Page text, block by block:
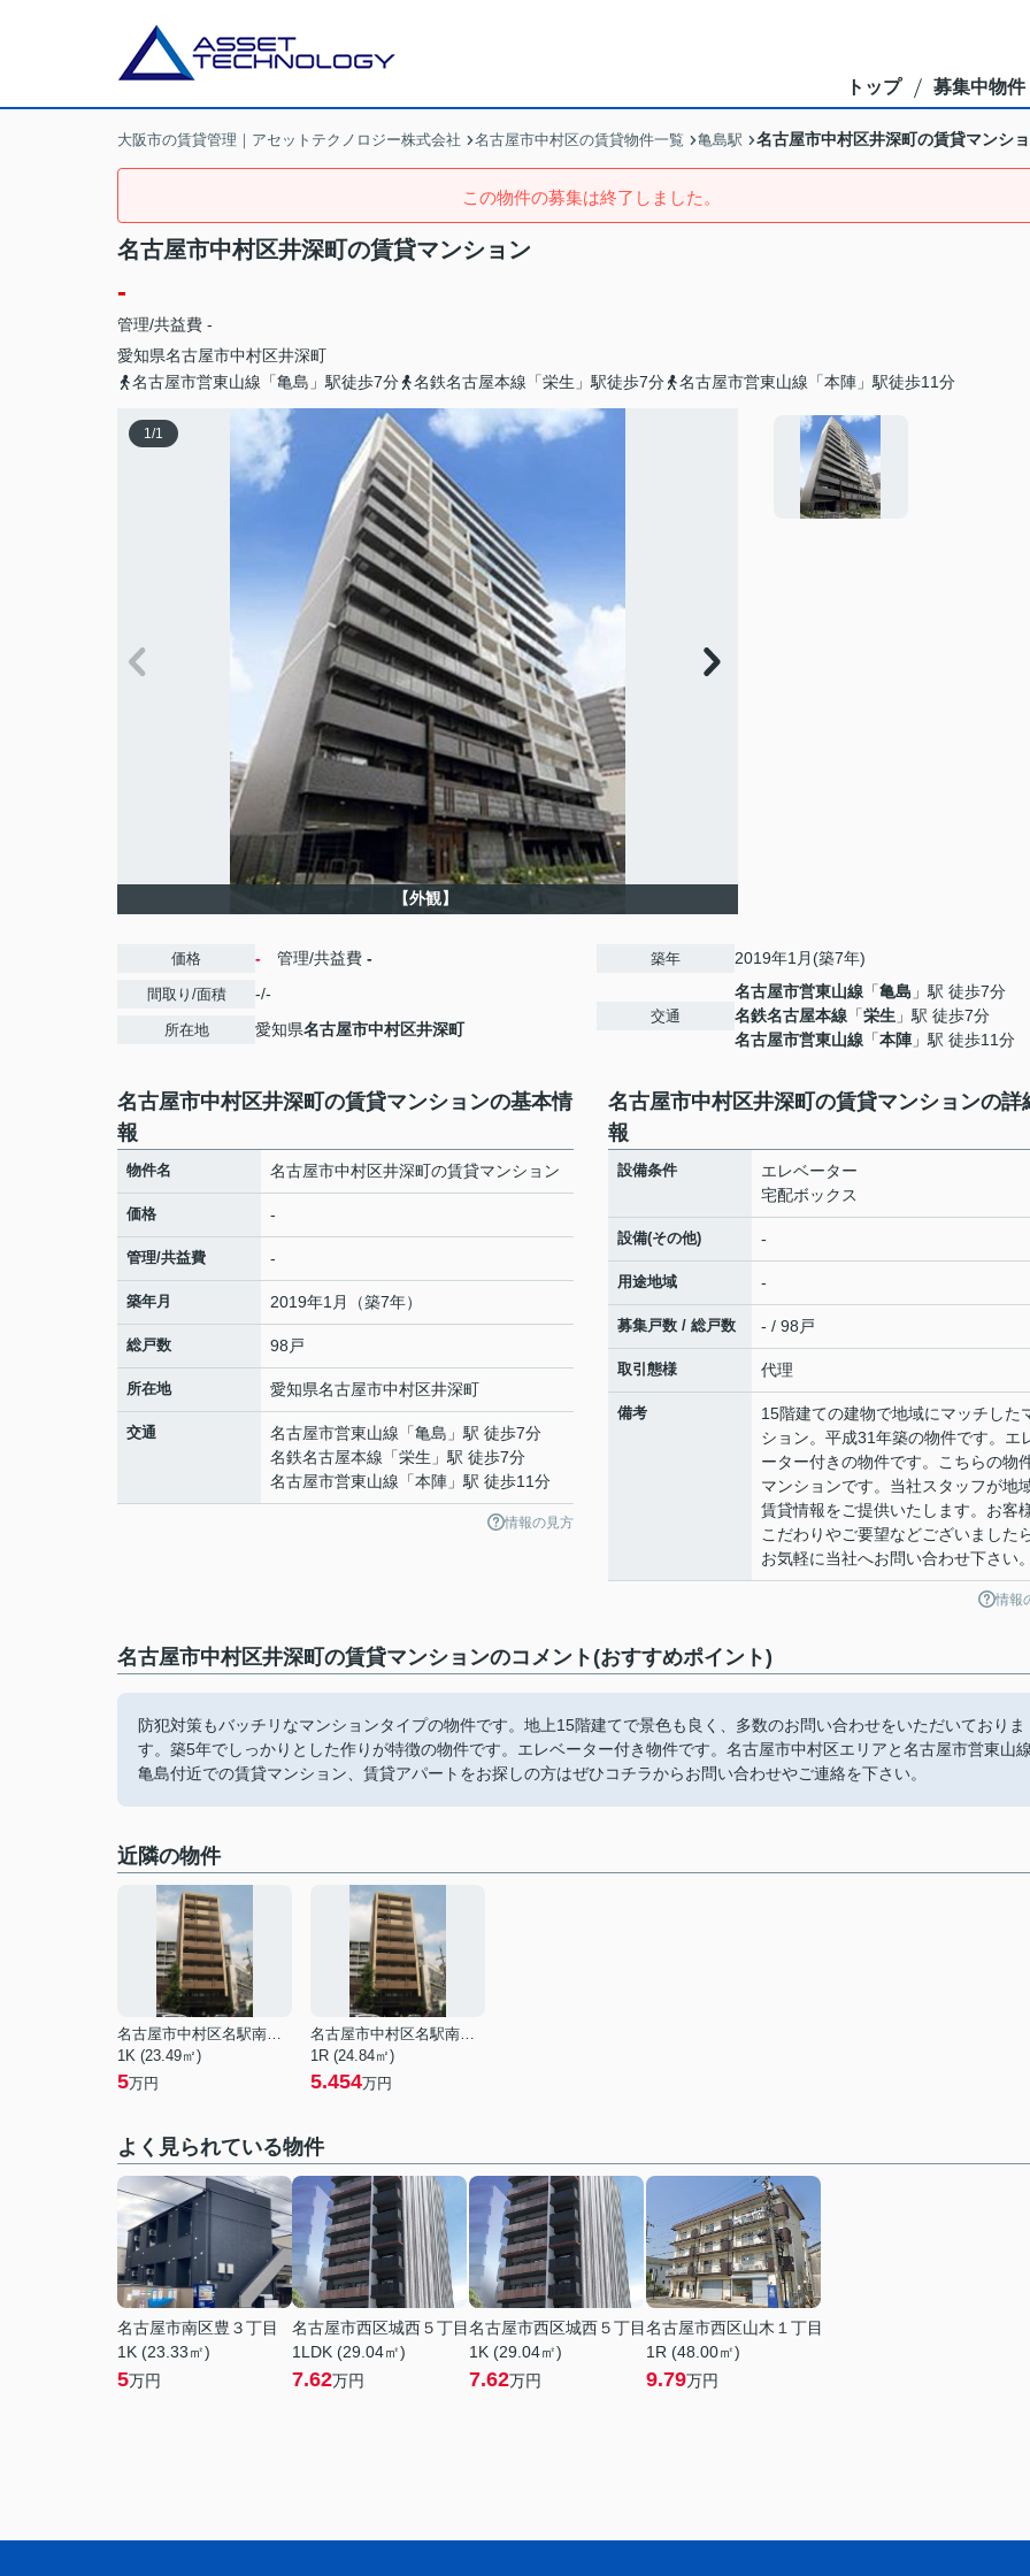
トップ 募集中物件
大阪市の賃貸管理｜アセットテクノロジー株式会社 名古屋市中村区の賃貸物件一覧 亀島駅 名古屋市中村区井深町の賃貸マンシ
この物件の募集は終了しました。
名古屋市中村区井深町の賃貸マンション
-
管理/共益費 -
愛知県名古屋市中村区井深町
名古屋市営東山線「亀島」駅徒歩7分
名鉄名古屋本線「栄生」駅徒歩7分 名古屋市営東山線「本陣」駅徒歩11分
1/1
【外観】
価格 - 管理/共益費 -
間取り/面積 -/-
所在地 愛知県名古屋市中村区井深町
築年 2019年1月(築7年)
交通
名古屋市営東山線 「亀島 」駅 徒歩7分
名鉄名古屋本線 「栄生 」駅 徒歩7分
名古屋市営東山線 「本陣」駅 徒歩11分
名古屋市中村区井深町の賃貸マンションの基本情
報
物件名 名古屋市中村区井深町の賃貸マンション
価格 -
管理/共益費 -
築年月 2019年1月（築7年）
総戸数 98戸
所在地 愛知県名古屋市中村区井深町
交通 名古屋市営東山線 「亀島 」駅 徒歩7分
名鉄名古屋本線 「栄生 」駅 徒歩7分
名古屋市営東山線 「本陣 」駅 徒歩11分
情報の見方
名古屋市中村区井深町の賃貸マンションの詳
報
設備条件
エレベーター
宅配ボックス
設備(その他) -
用途地域 -
募集戸数 / 総戸数 - / 98戸
取引態様 代理
備考
15階建ての建物で地域にマッチした
ション。平成31年築の物件です。エ
ーター付きの物件です。こちらの物
マンションです。当社スタッフが地
賃貸情報をご提供いたします。お客
こだわりやご要望などございましたら
お気軽に当社へお問い合わせ下さい。
情報
名古屋市中村区井深町の賃貸マンションのコメント(おすすめポイント)
防犯対策もバッチリなマンションタイプの物件です。地上15階建てで景色も良く、多数のお問い合わせをいただいておりま
す。築5年でしっかりとした作りが特徴の物件です。エレベーター付き物件です。名古屋市中村区エリアと名古屋市営東山線
亀島付近での賃貸マンション、賃貸アパートをお探しの方はぜひコチラからお問い合わせやご連絡を下さい。
近隣の物件
名古屋市中村区名駅南３丁目
1K (23.49㎡)
5万円
名古屋市中村区名駅南３丁目
1R (24.84㎡)
5.454万円
よく見られている物件
名古屋市南区豊３丁目
1K (23.33㎡)
5万円
名古屋市西区城西５丁目
1LDK (29.04㎡)
7.62万円
名古屋市西区城西５丁目
1K (29.04㎡)
7.62万円
名古屋市西区山木１丁目
1R (48.00㎡)
9.79万円